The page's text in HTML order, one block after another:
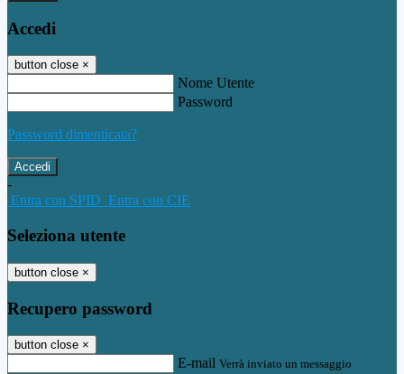
Accedi
button close ×
Nome Utente
Password
Password dimenticata?
-
Entra con SPID Entra con CIE
Seleziona utente
button close ×
Recupero password
button close ×
E-mail Verrà inviato un messaggio